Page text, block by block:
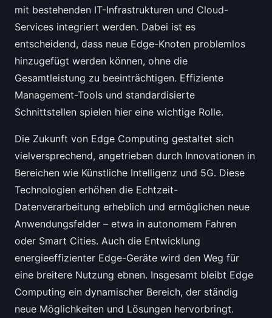
mit bestehenden IT-Infrastrukturen und Cloud-
Services integriert werden. Dabei ist es
entscheidend, dass neue Edge-Knoten problemlos
hinzugefügt werden können, ohne die
Gesamtleistung zu beeinträchtigen. Effiziente
Management-Tools und standardisierte
Schnittstellen spielen hier eine wichtige Rolle.
Die Zukunft von Edge Computing gestaltet sich
vielversprechend, angetrieben durch Innovationen in
Bereichen wie Künstliche Intelligenz und 5G. Diese
Technologien erhöhen die Echtzeit-
Datenverarbeitung erheblich und ermöglichen neue
Anwendungsfelder – etwa in autonomem Fahren
oder Smart Cities. Auch die Entwicklung
energieeffizienter Edge-Geräte wird den Weg für
eine breitere Nutzung ebnen. Insgesamt bleibt Edge
Computing ein dynamischer Bereich, der ständig
neue Möglichkeiten und Lösungen hervorbringt.